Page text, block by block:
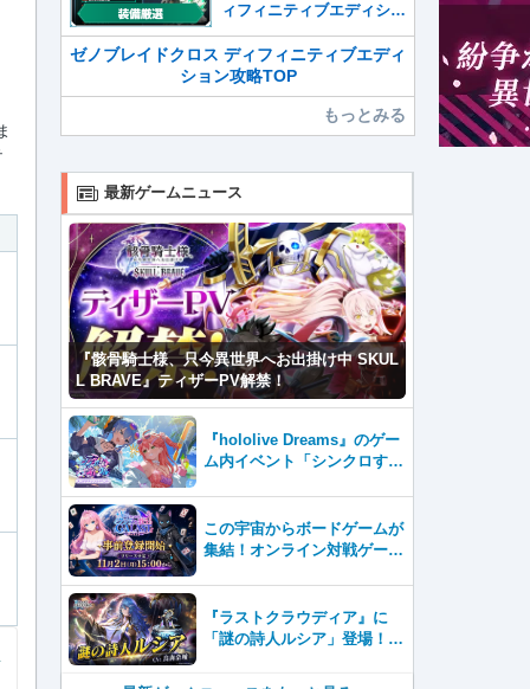
ィフィニティブエディショ
ン】
ゼノブレイドクロス ディフィニティブエディ
ション攻略TOP
もっとみる
最新ゲームニュース
『骸骨騎士様、只今異世界へお出掛け中 SKUL
L BRAVE』ティザーPV解禁！
『hololive Dreams』のゲー
ム内イベント「シンクロする
この宇宙からボードゲームが
集結！オンライン対戦ゲーム
始！
『ラストクラウディア』に
「謎の詩人ルシア」登場！イ